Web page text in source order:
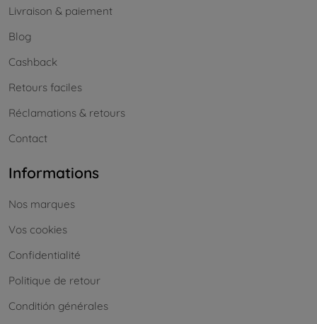
Livraison & paiement
Blog
Cashback
Retours faciles
Réclamations & retours
Contact
Informations
Nos marques
Vos cookies
Confidentialité
Politique de retour
Conditión générales